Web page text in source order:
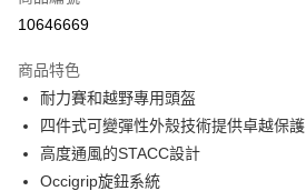
運送方式
全家店到店
每筆NT$80，滿NT$10,000(含以上)免運費
10646669
商品特色
耐力賽和越野專用頭盔
四件式可變彈性外殼技術提供卓越保護
高度通風的STACC設計
Occigrip旋鈕系統